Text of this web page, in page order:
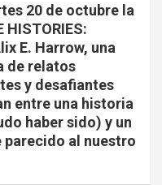
20 de octubre la
HISTORIES:
E. Harrow, una
de relatos
y desafiantes
entre una historia
haber sido) y un
al nuestro